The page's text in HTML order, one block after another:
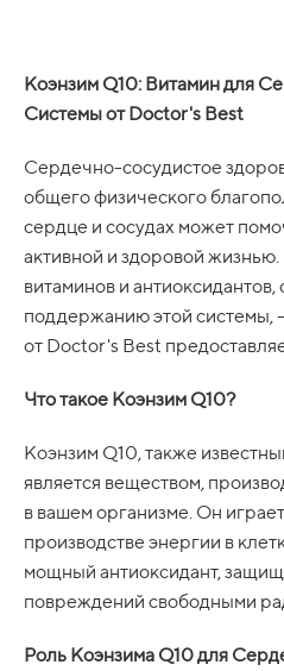
Коэнзим Q10: Витамин для
Системы от Doctor's Best
Сердечно-сосудистое
общего физического
сердце и сосудах может
активной и здоровой
витаминов и
поддержанию этой системы, -
от Doctor's Best
Что такое Коэнзим Q10?
Коэнзим Q10, также
является веществом,
в вашем организме. Он
производстве энергии в
мощный антиоксидант,
повреждений свободными
Роль Коэнзима Q10 для